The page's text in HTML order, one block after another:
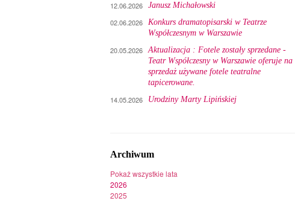
12.06.2026 Janusz Michałowski
02.06.2026 Konkurs dramatopisarski w Teatrze
Współczesnym w Warszawie
20.05.2026 Aktualizacja : Fotele zostały sprzedane -
Teatr Współczesny w Warszawie oferuje na
sprzedaż używane fotele teatralne
tapicerowane.
14.05.2026 Urodziny Marty Lipińskiej
Archiwum
Pokaż wszystkie lata
2026
2025